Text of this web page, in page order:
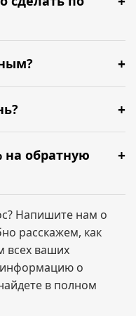
и контакты
по пути — кофе,
паузы не
указать это при
маршрут заранее.
чтобы мы
формат
до подачи
подскажем по
на обратную
туда и обратно
применяется
в подтверждении
Напишите нам о
расскажем, как
всех ваших
о
в полном